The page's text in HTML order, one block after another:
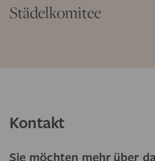
Städelkomitee
Kontakt
Sie möchten mehr über